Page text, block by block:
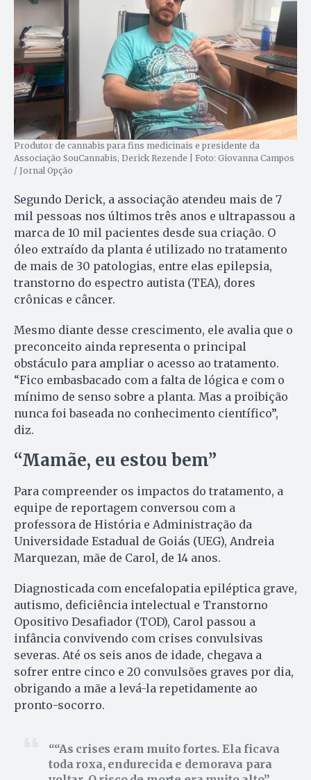
Produtor de cannabis para fins medicinais e presidente da
Associação SouCannabis, Derick Rezende | Foto: Giovanna Campos
/ Jornal Opção
Segundo Derick, a associação atendeu mais de 7
mil pessoas nos últimos três anos e ultrapassou a
marca de 10 mil pacientes desde sua criação. O
óleo extraído da planta é utilizado no tratamento
de mais de 30 patologias, entre elas epilepsia,
transtorno do espectro autista (TEA), dores
crônicas e câncer.
Mesmo diante desse crescimento, ele avalia que o
preconceito ainda representa o principal
obstáculo para ampliar o acesso ao tratamento.
“Fico embasbacado com a falta de lógica e com o
mínimo de senso sobre a planta. Mas a proibição
nunca foi baseada no conhecimento científico”,
diz.
“Mamãe, eu estou bem”
Para compreender os impactos do tratamento, a
equipe de reportagem conversou com a
professora de História e Administração da
Universidade Estadual de Goiás (UEG), Andreia
Marquezan, mãe de Carol, de 14 anos.
Diagnosticada com encefalopatia epiléptica grave,
autismo, deficiência intelectual e Transtorno
Opositivo Desafiador (TOD), Carol passou a
infância convivendo com crises convulsivas
severas. Até os seis anos de idade, chegava a
sofrer entre cinco e 20 convulsões graves por dia,
obrigando a mãe a levá-la repetidamente ao
pronto-socorro.
“As crises eram muito fortes. Ela ficava
toda roxa, endurecida e demorava para